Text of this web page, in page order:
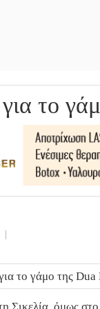
το
|
Σικελία, όμως